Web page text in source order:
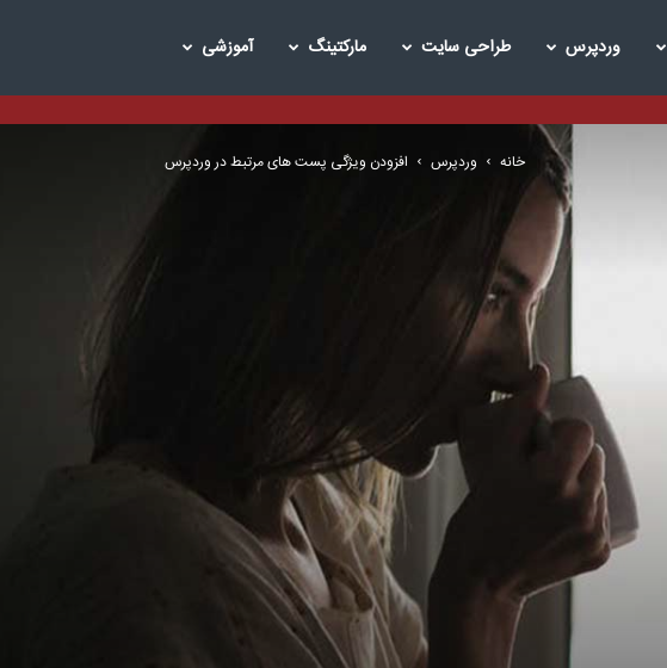
وردپرس طراحی سایت مارکتینگ آموزشی
خانه وردپرس افزودن ویژگی پست های مرتبط در وردپرس